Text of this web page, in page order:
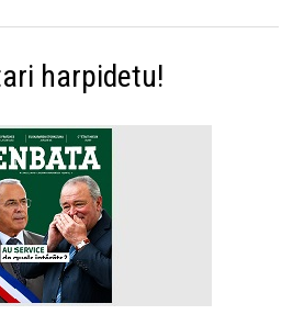
harpidetu!